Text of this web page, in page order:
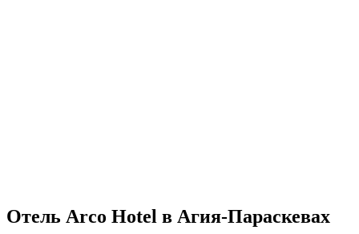
Отель Arco Hotel в Агия-Параскевах